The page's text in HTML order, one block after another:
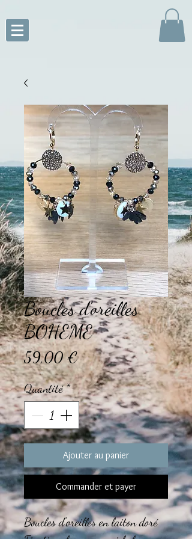
Boucles d'oreilles
BOHEME
59,00 €Prix
Quantité*
Ajouter au panier
Commander et payer
Boucles d'oreilles en laiton doré